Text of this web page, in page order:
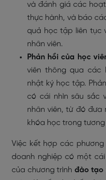
và đánh giá các
thực hành, và báo
quả học tập liên tục
nhân viên.
Phản hồi của học
viên thông qua các
nhật ký học tập.
có cái nhìn sâu sắc
nhân viên, từ đó
khóa học trong tương
Việc kết hợp các
doanh nghiệp có một
của chương trình đào tạo